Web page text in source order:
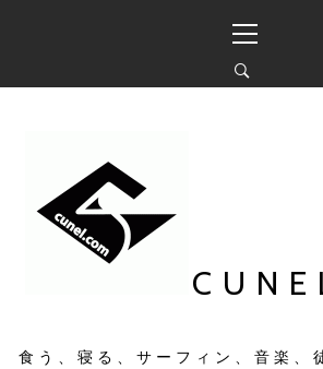
ン
イ
ン
メ
食う、寝る、サーフィン、音楽、